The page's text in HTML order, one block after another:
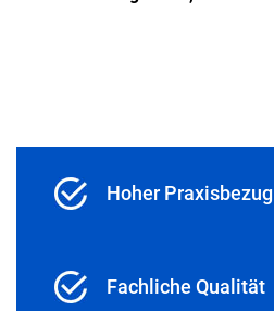
Hoher Praxisbezug
Fachliche Qualität